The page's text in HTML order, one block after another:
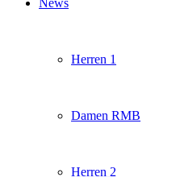
News
Herren 1
Damen RMB
Herren 2